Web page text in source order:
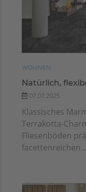
WOHNEN
Natürlich,
07.07.2025
Klassisches
Terrakotta-
Fliesenböden
facettenreichen...